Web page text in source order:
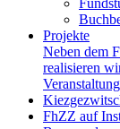
Projekte
Neben dem
realisieren
FhZZ auf